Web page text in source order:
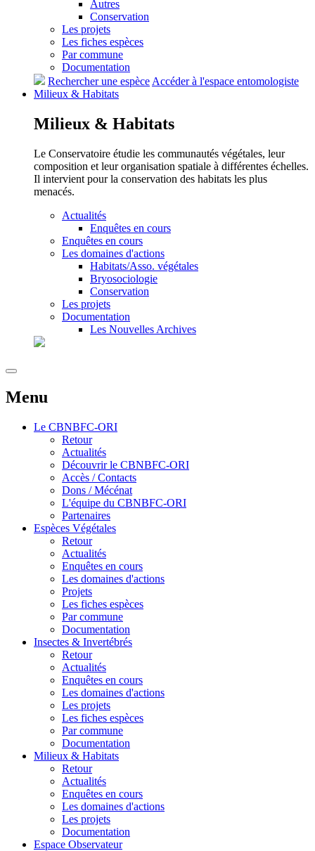
Autres
Conservation
Les projets
Les fiches espèces
Par commune
Documentation
Rechercher une espèce Accéder à l'espace entomologiste
Milieux & Habitats
Milieux & Habitats
Le Conservatoire étudie les communautés végétales, leur
composition et leur organisation spatiale à différentes échelles.
Il intervient pour la conservation des habitats les plus
menacés.
Actualités
Enquêtes en cours
Enquêtes en cours
Les domaines d'actions
Habitats/Asso. végétales
Bryosociologie
Conservation
Les projets
Documentation
Les Nouvelles Archives
Menu
Le CBNBFC-ORI
Retour
Actualités
Découvrir le CBNBFC-ORI
Accès / Contacts
Dons / Mécénat
L'équipe du CBNBFC-ORI
Partenaires
Espèces Végétales
Retour
Actualités
Enquêtes en cours
Les domaines d'actions
Projets
Les fiches espèces
Par commune
Documentation
Insectes & Invertébrés
Retour
Actualités
Enquêtes en cours
Les domaines d'actions
Les projets
Les fiches espèces
Par commune
Documentation
Milieux & Habitats
Retour
Actualités
Enquêtes en cours
Les domaines d'actions
Les projets
Documentation
Espace Observateur